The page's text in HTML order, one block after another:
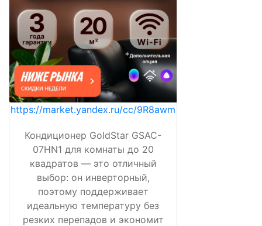
https://market.yandex.ru/cc/9R8awm
Кондиционер GoldStar GSAC-
07HN1 для комнаты до 20
квадратов — это отличный
выбор: он инверторный,
поэтому поддерживает
идеальную температуру без
резких перепадов и экономит